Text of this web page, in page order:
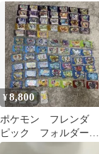
¥8,800
ポケモン フレンダ
ピック フォルダー
オーブ まとめ売り